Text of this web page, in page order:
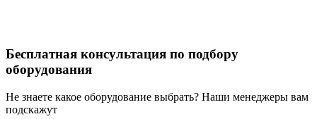
Бесплатная консультация по подбору
оборудования
Не знаете какое оборудование выбрать? Наши менеджеры вам
подскажут